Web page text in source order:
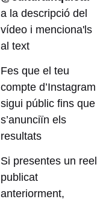
a la descripció del
vídeo i menciona'ls
al text
Fes que el teu
compte d’Instagram
sigui públic fins que
s’anunciïn els
resultats
Si presentes un reel
publicat
anteriorment,